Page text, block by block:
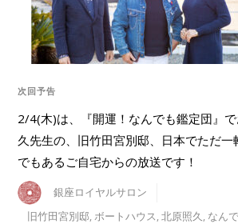
次回予告
2/4(木)は、『開運！なんでも鑑定団』
久先生の、旧竹田宮別邸、日本でただ一
でもあるご自宅からの放送です！
銀座ロイヤルサロン
旧竹田宮別邸,ボートハウス,北原照久, なん